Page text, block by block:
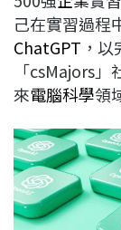
o
k
己在實習過程
ChatGPT ，
「csMajors
來電腦科學領